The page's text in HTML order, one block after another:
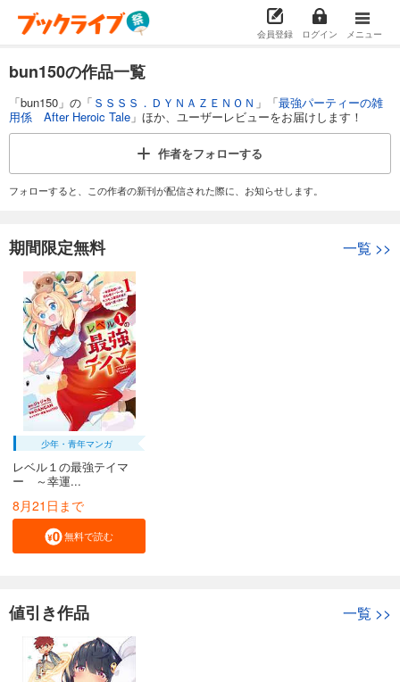
会員登録 ログイン メニュー
bun150の作品一覧
「bun150」の「 ＳＳＳＳ．ＤＹＮＡＺＥＮＯＮ 」「最強パーティーの雑
用係 After Heroic Tale 」ほか、ユーザーレビューをお届けします！
作者をフォローする
フォローすると、この作者の新刊が配信された際に、お知らせします。
期間限定無料 一覧 >>
少年・青年マンガ
レベル１の最強テイマ
ー ～幸運...
8月21日まで
無料で読む
値引き作品 一覧 >>